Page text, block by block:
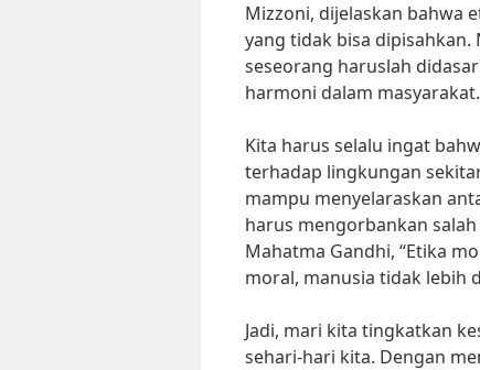
Mizzoni, dijelaskan bahwa
yang tidak bisa
seseorang haruslah
harmoni dalam masyarakat.
Kita harus selalu ingat
terhadap lingkungan
mampu menyelaraskan
harus mengorbankan
Mahatma Gandhi, “Etika
moral, manusia tidak lebih
Jadi, mari kita tingkatkan
sehari-hari kita. Dengan